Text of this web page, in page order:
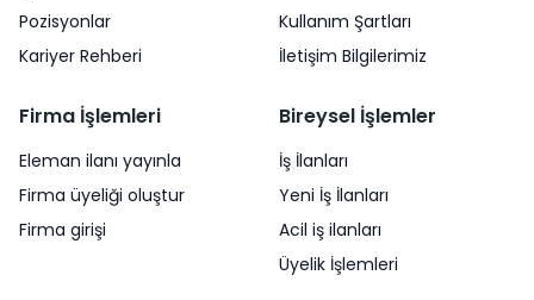
Pozisyonlar
Kariyer Rehberi
Kullanım Şartları
İletişim Bilgilerimiz
Firma İşlemleri
Eleman ilanı yayınla
Firma üyeliği oluştur
Firma girişi
Bireysel İşlemler
İş İlanları
Yeni İş İlanları
Acil iş ilanları
Üyelik İşlemleri